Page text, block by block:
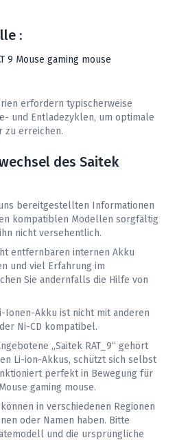
:
9 Mouse gaming mouse
erfordern typischerweise
und Entladezyklen, um optimale
zu erreichen.
des Saitek
bereitgestellten Informationen
kompatiblen Modellen sorgfältig
nicht versehentlich.
entfernbaren internen Akku
und viel Erfahrung im
Sie andernfalls die Hilfe von
Ionen-Akku ist nicht mit anderen
Ni-CD kompatibel.
„Saitek RAT_9“ gehört
Li-ion-Akkus, schützt sich selbst
perfekt in Bewegung für
gaming mouse.
in verschiedenen Regionen
oder Namen haben. Bitte
und die ursprüngliche